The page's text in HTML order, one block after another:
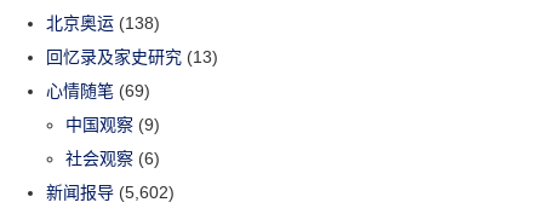
北京奥运 (138)
回忆录及家史研究 (13)
心情随笔 (69)
中国观察 (9)
社会观察 (6)
新闻报导 (5,602)